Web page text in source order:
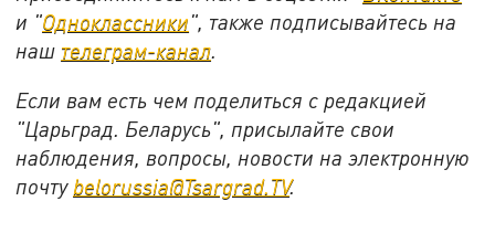
и "Одноклассники", также подписывайтесь на
наш телеграм-канал.
Если вам есть чем поделиться с редакцией
"Царьград. Беларусь", присылайте свои
наблюдения, вопросы, новости на электронную
почту belorussia@Tsargrad.TV.